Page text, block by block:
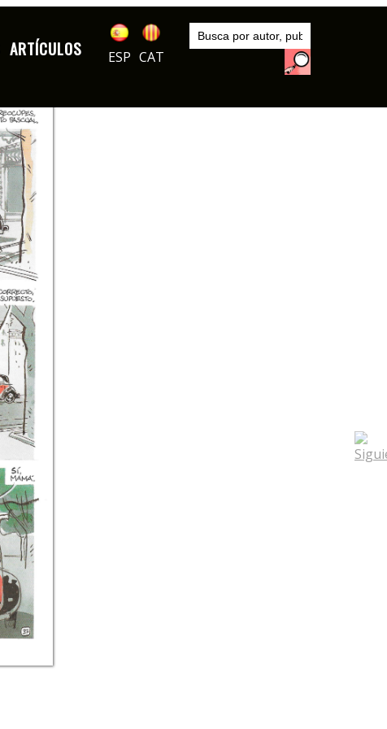
ARTÍCULOS ESP CAT
Series
La familia Ulises